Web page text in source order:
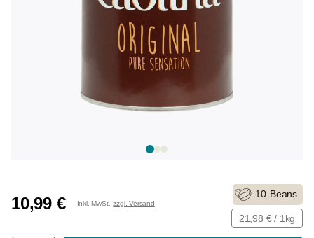
10,99 € Inkl. MwSt. zzgl. Versand
10 Beans
21,98 € / 1kg